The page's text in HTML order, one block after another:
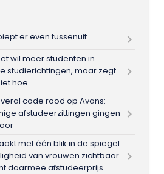
er even tussenuit
wil meer studenten in
studierichtingen, maar zegt
hoe
code rood op Avans:
afstudeerzittingen gingen
met één blik in de spiegel
van vrouwen zichtbaar
daarmee afstudeerprijs